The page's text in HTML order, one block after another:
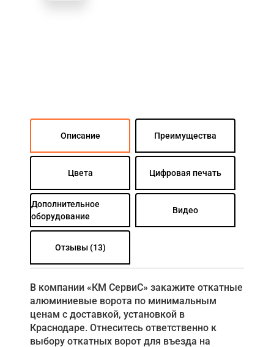
Описание Преимущества
Цвета Цифровая печать
Дополнительное
оборудование
Видео
Отзывы (13)
В компании «КМ СервиС» закажите откатные
алюминиевые ворота по минимальным
ценам с доставкой, установкой в
Краснодаре. Отнеситесь ответственно к
выбору откатных ворот для въезда на